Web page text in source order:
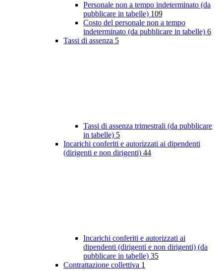
Personale non a tempo indeterminato (da
pubblicare in tabelle) 109
Costo del personale non a tempo
indeterminato (da pubblicare in tabelle) 6
Tassi di assenza 5
Tassi di assenza trimestrali (da pubblicare
in tabelle) 5
Incarichi conferiti e autorizzati ai dipendenti
(dirigenti e non dirigenti) 44
Incarichi conferiti e autorizzati ai
dipendenti (dirigenti e non dirigenti) (da
pubblicare in tabelle) 35
Contrattazione collettiva 1